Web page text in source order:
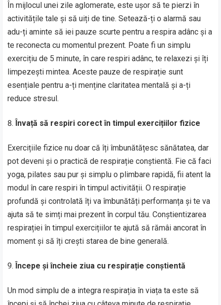
În mijlocul unei zile aglomerate, este ușor să te pierzi în
activitățile tale și să uiți de tine. Setează-ți o alarmă sau
adu-ți aminte să iei pauze scurte pentru a respira adânc și a
te reconecta cu momentul prezent. Poate fi un simplu
exercițiu de 5 minute, în care respiri adânc, te relaxezi și îți
limpezești mintea. Aceste pauze de respirație sunt
esențiale pentru a-ți menține claritatea mentală și a-ți
reduce stresul.
Învață să respiri corect în timpul exercițiilor fizice
Exercițiile fizice nu doar că îți îmbunătățesc sănătatea, dar
pot deveni și o practică de respirație conștientă. Fie că faci
yoga, pilates sau pur și simplu o plimbare rapidă, fii atent la
modul în care respiri în timpul activității. O respirație
profundă și controlată îți va îmbunătăți performanța și te va
ajuta să te simți mai prezent în corpul tău. Conștientizarea
respirației în timpul exercițiilor te ajută să rămâi ancorat în
moment și să îți crești starea de bine generală.
Începe și încheie ziua cu respirație conștientă
Un mod simplu de a integra respirația în viața ta este să